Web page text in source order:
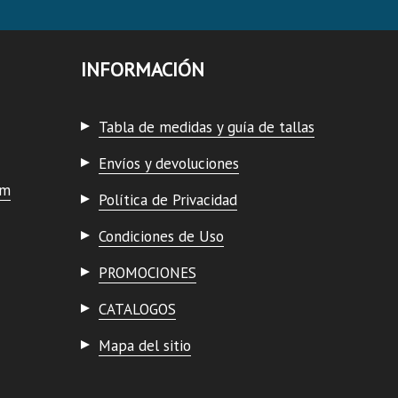
INFORMACIÓN
Tabla de medidas y guía de tallas
Envíos y devoluciones
Política de Privacidad
Condiciones de Uso
PROMOCIONES
CATALOGOS
Mapa del sitio